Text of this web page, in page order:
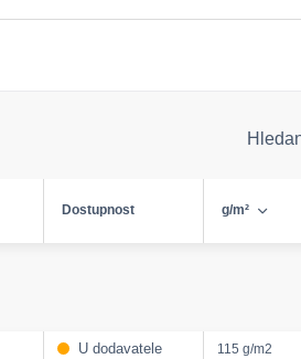
Dostupnost g/m²
U dodavatele 115 g/m2